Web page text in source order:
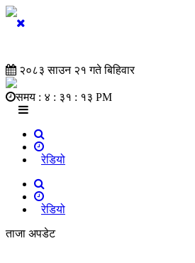
२०८३ साउन २१ गते बिहिवार
समय : ४ : ३१ : १४ PM
रेडियो
रेडियो
ताजा अपडेट